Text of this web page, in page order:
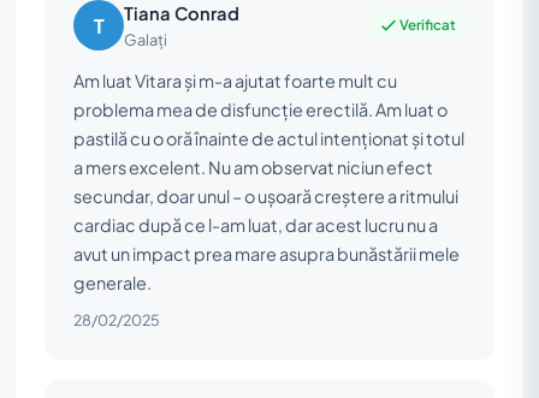
T Tiana Conrad
Galați
Verificat
Am luat Vitara și m-a ajutat foarte mult cu
problema mea de disfuncție erectilă. Am luat o
pastilă cu o oră înainte de actul intenționat și totul
a mers excelent. Nu am observat niciun efect
secundar, doar unul – o ușoară creștere a ritmului
cardiac după ce l-am luat, dar acest lucru nu a
avut un impact prea mare asupra bunăstării mele
generale.
28/02/2025